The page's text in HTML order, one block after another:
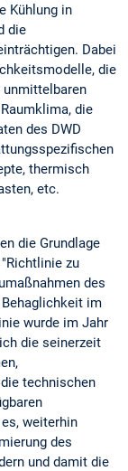
Kühlung in
die
Dabei
die
unmittelbaren
die
des DWD
thermisch
etc.
die Grundlage
zu
des
im
wurde im Jahr
die seinerzeit
technischen
weiterhin
des
und damit die